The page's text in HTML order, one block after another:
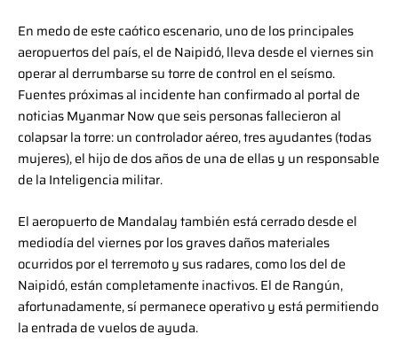
En medo de este caótico escenario, uno de los principales
aeropuertos del país, el de Naipidó, lleva desde el viernes sin
operar al derrumbarse su torre de control en el seísmo.
Fuentes próximas al incidente han confirmado al portal de
noticias Myanmar Now que seis personas fallecieron al
colapsar la torre: un controlador aéreo, tres ayudantes (todas
mujeres), el hijo de dos años de una de ellas y un responsable
de la Inteligencia militar.
El aeropuerto de Mandalay también está cerrado desde el
mediodía del viernes por los graves daños materiales
ocurridos por el terremoto y sus radares, como los del de
Naipidó, están completamente inactivos. El de Rangún,
afortunadamente, sí permanece operativo y está permitiendo
la entrada de vuelos de ayuda.